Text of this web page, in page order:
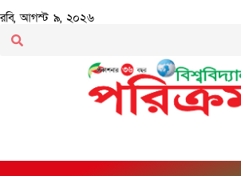
রবি, আগস্ট ৯, ২০২৬